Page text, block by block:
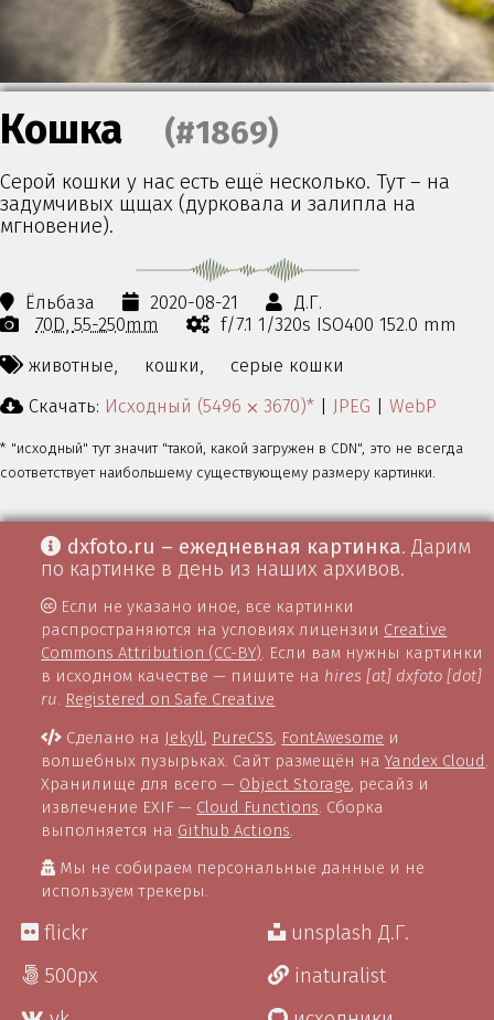
Кошка (#1869)
Серой кошки у нас есть ещё несколько. Тут – на
задумчивых щщах (дурковала и залипла на
мгновение).
Ёльбаза 2020-08-21
Д.Г.
70D 55-250mm
f/7.1 1/320s ISO400 152.0 mm
животные,
кошки,
серые кошки
Скачать: Исходный (5496 ⨉ 3670)* | JPEG | WebP
* "исходный" тут значит "такой, какой загружен в CDN", это не всегда
соответствует наибольшему существующему размеру картинки.
dxfoto.ru – ежедневная картинка. Дарим
по картинке в день из наших архивов.
Если не указано иное, все картинки
распространяются на условиях лицензии Creative
Commons Attribution (CC-BY). Если вам нужны картинки
в исходном качестве — пишите на hires [at] dxfoto [dot]
ru. Registered on Safe Creative
Сделано на Jekyll, PureCSS, FontAwesome и
волшебных пузырьках. Сайт размещён наYandex Cloud
Хранилище для всего — Object Storage, ресайз и
извлечение EXIF — Cloud Functions . Сборка
выполняется на Github Actions
Мы не собираем персональные данные и не
используем трекеры.
flickr
500px
unsplash Д.Г.
inaturalist